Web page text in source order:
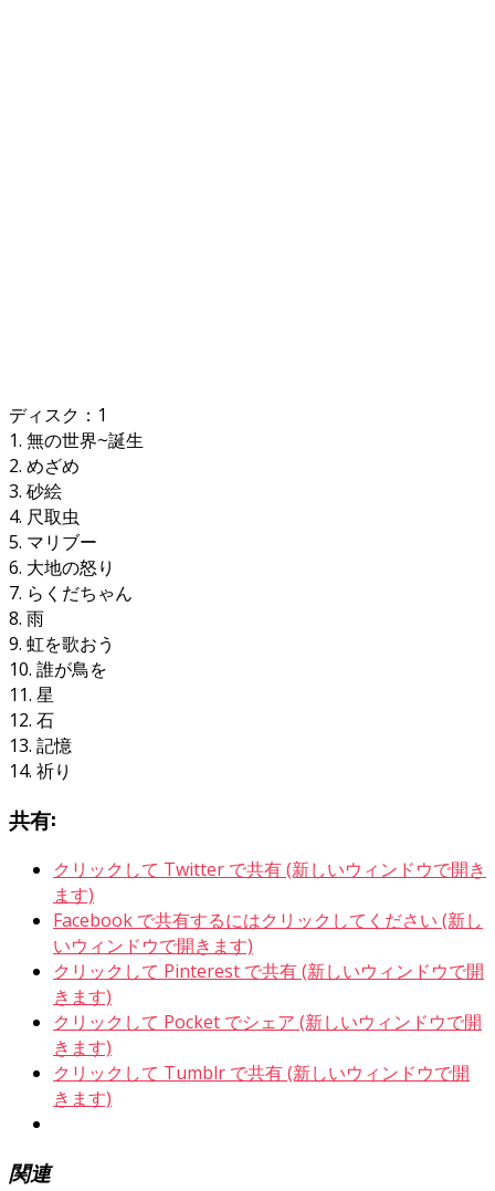
ディスク：1
1. 無の世界~誕生
2. めざめ
3. 砂絵
4. 尺取虫
5. マリブー
6. 大地の怒り
7. らくだちゃん
8. 雨
9. 虹を歌おう
10. 誰が鳥を
11. 星
12. 石
13. 記憶
14. 祈り
共有:
クリックして Twitter で共有 (新しいウィンドウで開き
ます)
Facebook で共有するにはクリックしてください (新し
いウィンドウで開きます)
クリックして Pinterest で共有 (新しいウィンドウで開
きます)
クリックして Pocket でシェア (新しいウィンドウで開
きます)
クリックして Tumblr で共有 (新しいウィンドウで開
きます)
関連